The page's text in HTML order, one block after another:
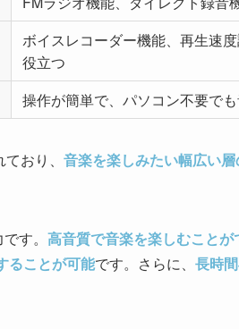
ボイスレコーダー機能、再生速
役立つ
操作が簡単で、パソコン不要で
ており、 音楽を楽しみたい幅広い
す。 高音質で音楽を楽しむことが
ることが可能です。さらに、 長時